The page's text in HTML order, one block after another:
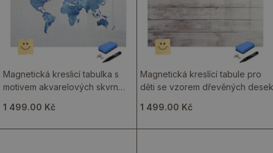
Magnetická kreslicí tabulka s
motivem akvarelových skvrn
1 499.00 Kč
Magnetická kreslící tabule pro
děti se vzorem dřevěných desek
1 499.00 Kč